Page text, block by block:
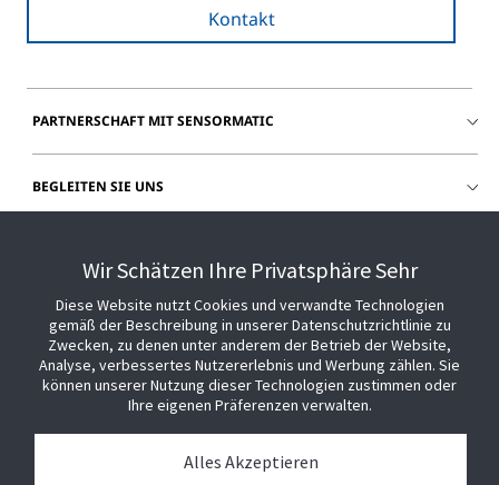
Kontakt
PARTNERSCHAFT MIT SENSORMATIC
BEGLEITEN SIE UNS
Wir Schätzen Ihre Privatsphäre Sehr
Diese Website nutzt Cookies und verwandte Technologien
gemäß der Beschreibung in unserer Datenschutzrichtlinie zu
Zwecken, zu denen unter anderem der Betrieb der Website,
Analyse, verbessertes Nutzererlebnis und Werbung zählen. Sie
können unserer Nutzung dieser Technologien zustimmen oder
Ihre eigenen Präferenzen verwalten.
Alles Akzeptieren